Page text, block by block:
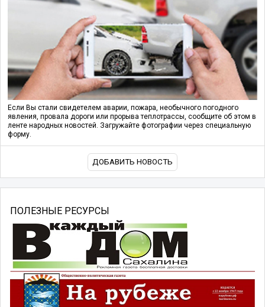
Если Вы стали свидетелем аварии, пожара, необычного погодного
явления, провала дороги или прорыва теплотрассы, сообщите об этом в
ленте народных новостей. Загружайте фотографии через специальную
форму.
ДОБАВИТЬ НОВОСТЬ
ПОЛЕЗНЫЕ РЕСУРСЫ